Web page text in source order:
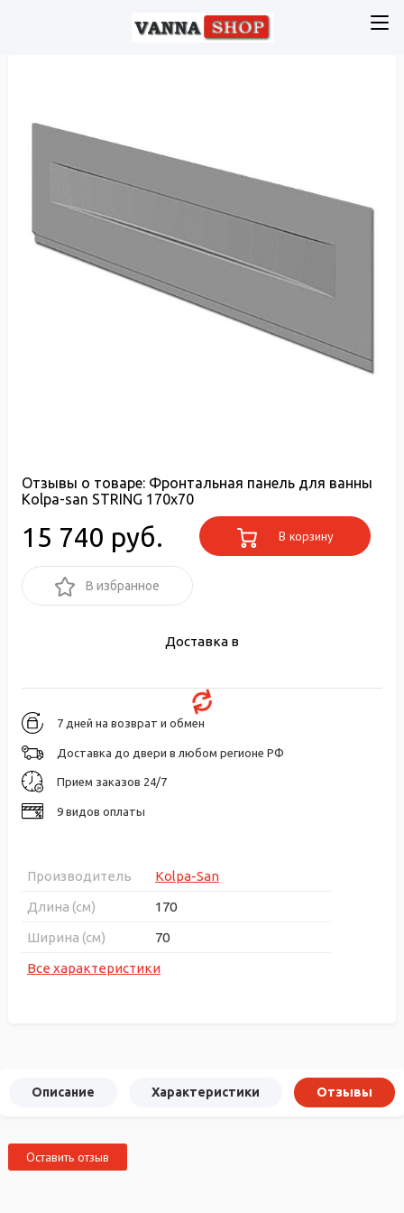
Отзывы о товаре: Фронтальная панель для ванны
Kolpa-san STRING 170x70
15 740 руб. В корзину
В избранное
Доставка в
7 дней на возврат и обмен
Доставка до двери в любом регионе РФ
Прием заказов 24/7
9 видов оплаты
Производитель
Kolpa-San
Длина (см)
170
Ширина (см)
70
Все характеристики
Описание Характеристики Отзывы
Оставить отзыв